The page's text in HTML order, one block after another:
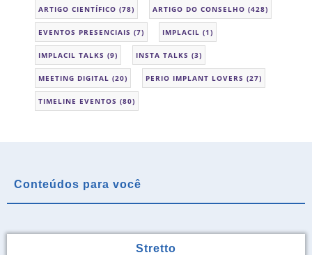
ARTIGO CIENTÍFICO (78) ARTIGO DO CONSELHO (428)
EVENTOS PRESENCIAIS (7) IMPLACIL (1)
IMPLACIL TALKS (9) INSTA TALKS (3)
MEETING DIGITAL (20) PERIO IMPLANT LOVERS (27)
TIMELINE EVENTOS (80)
Conteúdos para você
Stretto